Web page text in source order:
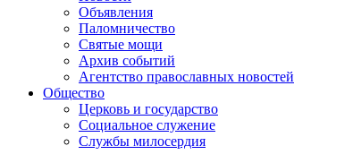
Объявления
Паломничество
Святые мощи
Архив событий
Агентство православных новостей
Общество
Церковь и государство
Социальное служение
Службы милосердия